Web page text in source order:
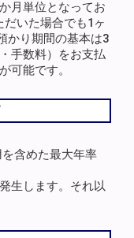
月単位となってお
いた場合でも1ヶ
かり期間の基本は3
手数料）をお支払
可能です。
含めた最大年率
生します。それ以